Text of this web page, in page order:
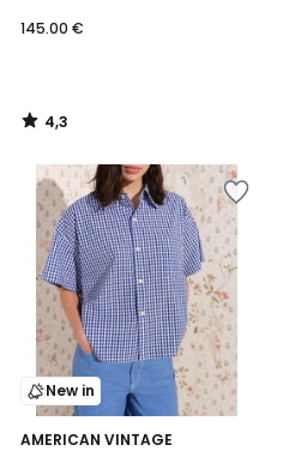
€.
145.00 €
4,3
/
New in
AMERICAN VINTAGE